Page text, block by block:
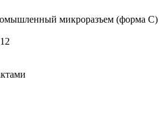
микроразъем (форма C)